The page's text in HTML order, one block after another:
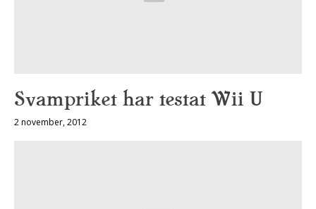
Svampriket har testat Wii U
2 november, 2012